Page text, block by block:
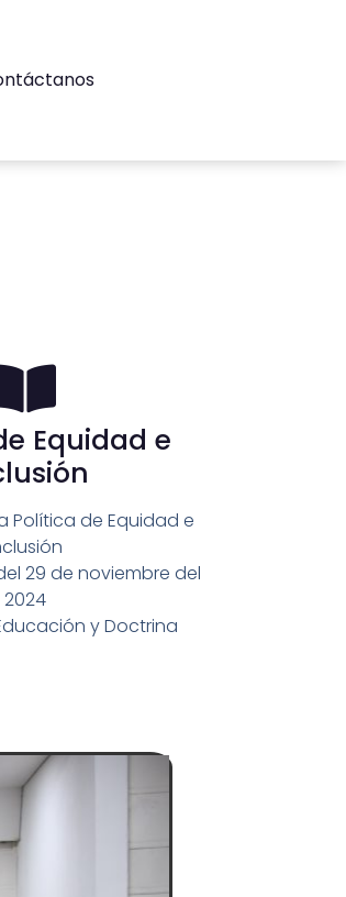
Equidad e
Política de Equidad e
29 de noviembre del
2024
y Doctrina